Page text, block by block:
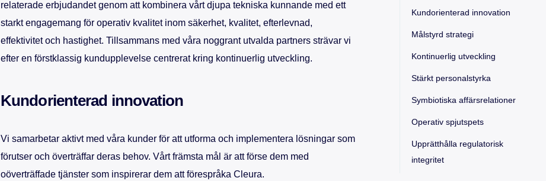
relaterade erbjudandet genom att kombinera vårt djupa tekniska kunnande med ett
starkt engagemang för operativ kvalitet inom säkerhet, kvalitet, efterlevnad,
effektivitet och hastighet. Tillsammans med våra noggrant utvalda partners strävar vi
efter en förstklassig kundupplevelse centrerat kring kontinuerlig utveckling.
Kundorienterad innovation
Vi samarbetar aktivt med våra kunder för att utforma och implementera lösningar som
förutser och överträffar deras behov. Vårt främsta mål är att förse dem med
oöverträffade tjänster som inspirerar dem att förespråka Cleura.
Kundorienterad innovation
Målstyrd strategi
Kontinuerlig utveckling
Stärkt personalstyrka
Symbiotiska affärsrelationer
Operativ spjutspets
Upprätthålla regulatorisk
integritet